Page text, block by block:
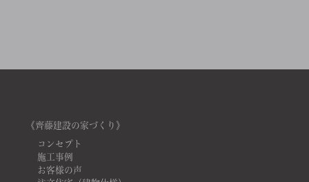
《齊藤建設の家づくり》
コンセプト
施工事例
お客様の声